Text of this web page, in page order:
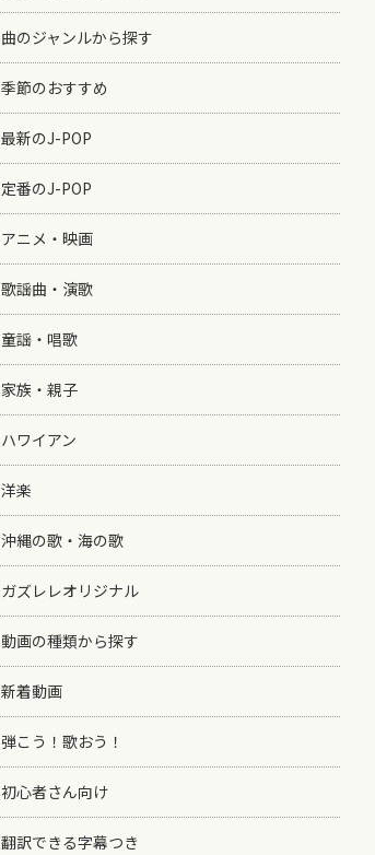
曲のジャンルから探す
季節のおすすめ
最新のJ-POP
定番のJ-POP
アニメ・映画
歌謡曲・演歌
童謡・唱歌
家族・親子
ハワイアン
洋楽
沖縄の歌・海の歌
ガズレレオリジナル
動画の種類から探す
新着動画
弾こう！歌おう！
初心者さん向け
翻訳できる字幕つき